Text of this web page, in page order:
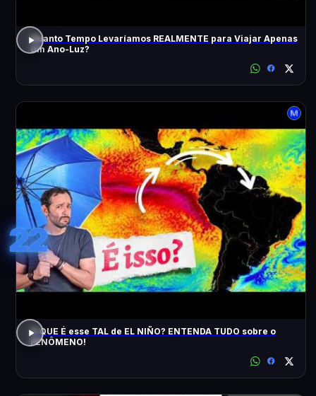
Quanto Tempo Levaríamos REALMENTE para Viajar Apenas
Um Ano-Luz?
22
O QUE É esse TAL de EL NIÑO? ENTENDA TUDO sobre o
FENÔMENO!